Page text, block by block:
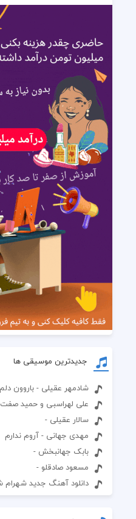
جدیدترین موسیقی ها
شادمهر عقیلی - باروون
علی لهراسبی و حمید
سالار عقیلی -
مهدی جهانی - آروم ندارم
بابک جهانبخش -
مسعود صادقلو -
دانلود آهنگ جدید شهرام